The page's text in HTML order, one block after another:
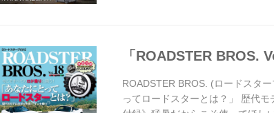
「ROADSTER BROS.
ROADSTER BROS. (ロードスタ
ってロードスターとは？」 歴代